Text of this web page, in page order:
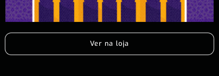
Ver na loja